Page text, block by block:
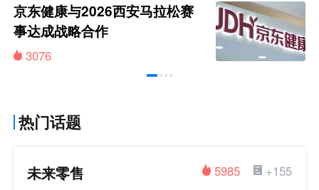
京东健康与2026西安马拉松赛
事达成战略合作
3076
热门话题
未来零售 +155
5985